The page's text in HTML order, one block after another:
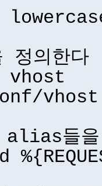
정의한다
vhost
들을